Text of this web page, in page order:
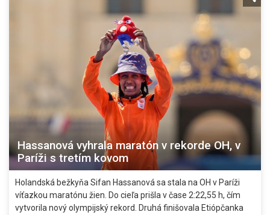
Hassanová vyhrala maratón v rekorde OH, v
Paríži s tretím kovom
Holandská bežkyňa Sifan Hassanová sa stala na OH v Paríži
víťazkou maratónu žien. Do cieľa prišla v čase 2:22,55 h, čím
vytvorila nový olympijský rekord. Druhá finišovala Etiópčanka